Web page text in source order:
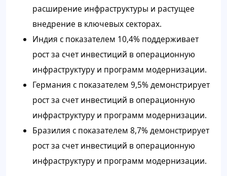
расширение инфраструктуры и растущее
внедрение в ключевых секторах.
Индия с показателем 10,4% поддерживает
рост за счет инвестиций в операционную
инфраструктуру и программ модернизации.
Германия с показателем 9,5% демонстрирует
рост за счет инвестиций в операционную
инфраструктуру и программ модернизации.
Бразилия с показателем 8,7% демонстрирует
рост за счет инвестиций в операционную
инфраструктуру и программ модернизации.